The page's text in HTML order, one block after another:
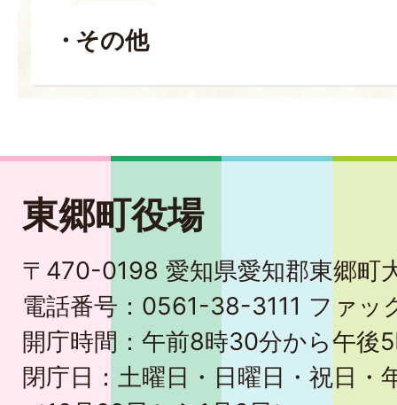
その他
東郷町役場
〒470-0198 愛知県愛知郡東郷町
電話番号：0561-38-3111 ファ
開庁時間：午前8時30分から午後
閉庁日：土曜日・日曜日・祝日・